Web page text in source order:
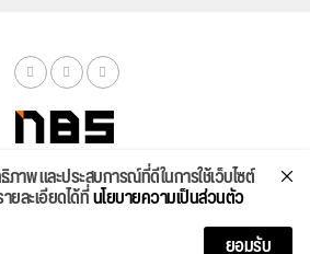
าม รีวิวล่าสุด บทความยอดนิยม ติดต่อเรา
าพ และประสบการณ์ที่ดีในการใช้เว็บไซต์
ละเอียดได้ที่นโยบายความเป็นส่วนตัว
ยอมรับ